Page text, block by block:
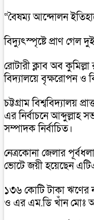
“বৈষম্য আন্দোলন
বিদ্যুৎস্পৃষ্টে প্রাণ গেল
রোটারী ক্লাব অব
বিদ্যালয়ে বৃক্ষরোপন ও
চট্টগ্রাম বিশ্ববিদ্যালয়
এর নির্বাচনে
সম্পাদক নির্বাচিত।
নেত্রকোনা জেলার
ভোটে জয়ী হয়েছেন
১৩৬ কোটি টাকা ঋণের
ও এর এম.ডি খাঁন মোঃ